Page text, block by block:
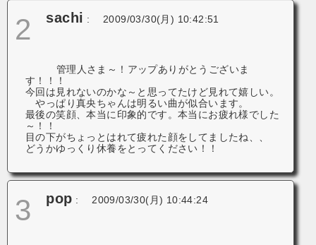
2 sachi : 2009/03/30(月) 10:42:51
管理人さま～！アップありがとうございま
す！！！
今回は見れないのかな～と思ってたけど見れて嬉しい。
やっぱり真央ちゃんは明るい曲が似合います。
最後の笑顔、本当に印象的です。本当にお疲れ様でした
～！！
目の下がちょっとはれて疲れた顔をしてましたね、、
どうかゆっくり休養をとってください！！
3 pop : 2009/03/30(月) 10:44:24